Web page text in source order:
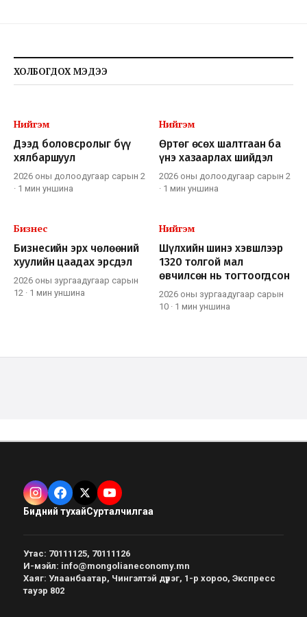
ХОЛБОГДОХ МЭДЭЭ
Нийгэм
Дээд боловсролыг бүү
хялбаршуул
2026 оны долоодугаар сарын 2
· 1 мин уншина
Нийгэм
Өртөг өсөх шалтгаан ба
үнэ хазаарлах шийдэл
2026 оны долоодугаар сарын 2
· 1 мин уншина
Бизнес
Бизнесийн эрх чөлөөний
хуулийн цаадах эрсдэл
2026 оны зургаадугаар сарын
12 · 1 мин уншина
Нийгэм
Шүлхийн шинэ хэвшлээр
1320 толгой мал
өвчилсөн нь тогтоогдсон
2026 оны зургаадугаар сарын
10 · 1 мин уншина
Бидний тухайСурталчилгаа
Утас: 70111125, 70111126
И-мэйл: info@mongolianeconomy.mn
Хаяг: Улаанбаатар, Чингэлтэй дүүрэг, 1-р хороо, Экспресс
тауэр 802